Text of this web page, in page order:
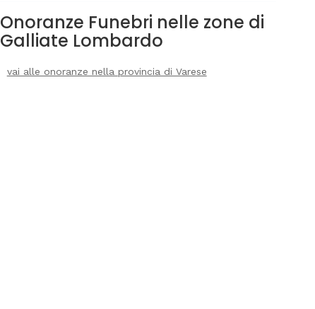
Onoranze Funebri nelle zone di
Galliate Lombardo
vai alle onoranze nella provincia di Varese